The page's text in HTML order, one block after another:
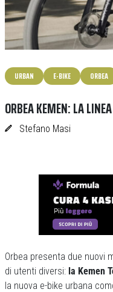
URBAN E-BIKE ORBEA
ORBEA KEMEN: LA
Stefano Masi
Orbea presenta due nuovi
di utenti diversi: la Kemen
la nuova e-bike urbana